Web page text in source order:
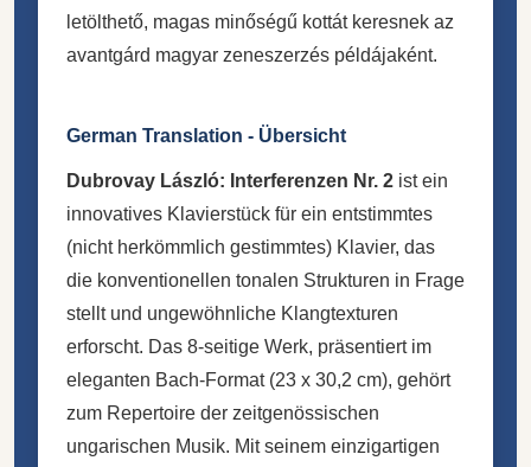
letölthető, magas minőségű kottát keresnek az
avantgárd magyar zeneszerzés példájaként.
German Translation - Übersicht
Dubrovay László: Interferenzen Nr. 2 ist ein
innovatives Klavierstück für ein entstimmtes
(nicht herkömmlich gestimmtes) Klavier, das
die konventionellen tonalen Strukturen in Frage
stellt und ungewöhnliche Klangtexturen
erforscht. Das 8-seitige Werk, präsentiert im
eleganten Bach-Format (23 x 30,2 cm), gehört
zum Repertoire der zeitgenössischen
ungarischen Musik. Mit seinem einzigartigen